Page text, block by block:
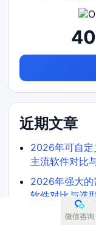
近期文章
2026年可自定
主流软件对比
2026年强大的
软件对比与选
支持知识库管
微信咨询